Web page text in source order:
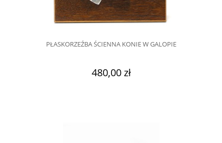
PŁASKORZEŹBA ŚCIENNA KONIE W GALOPIE
480,00 zł